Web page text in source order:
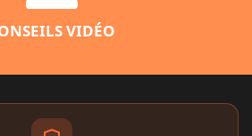
VIDÉO